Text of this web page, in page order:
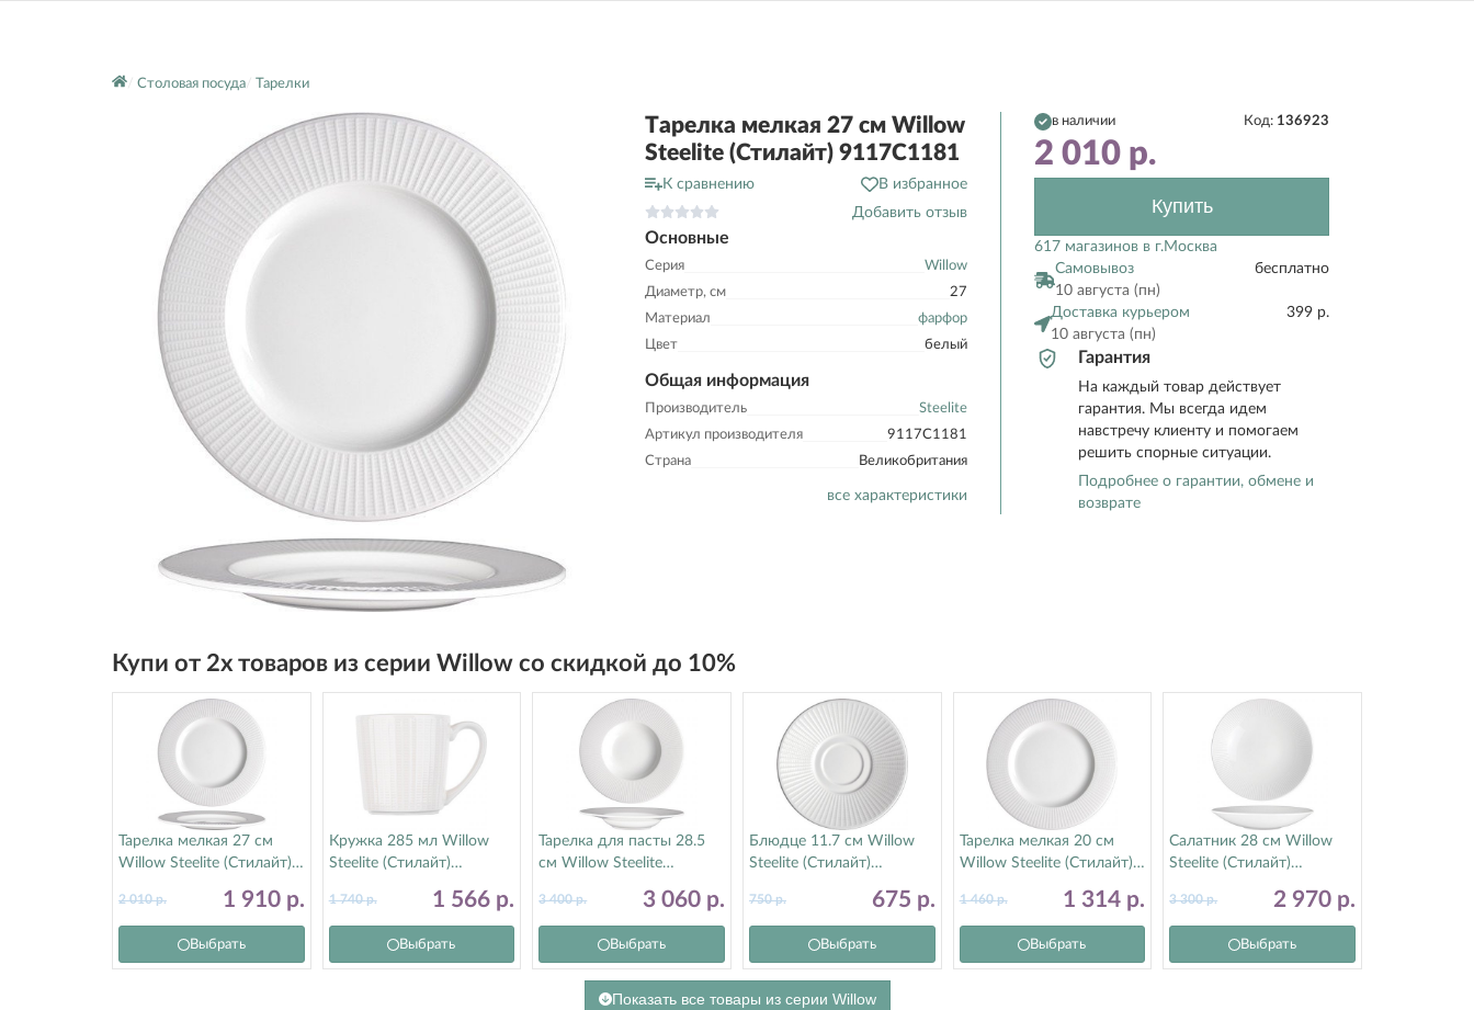
Столовая посуда Тарелки
Тарелка мелкая 27 см Willow
Steelite (Стилайт) 9117C1181
К сравнению
В избранное
Добавить отзыв
Основные
Серия
Willow
Диаметр, см
27
Материал
фарфор
Цвет
белый
Общая информация
Производитель
Steelite
Артикул производителя
9117C1181
Страна
Великобритания
все характеристики
в наличии Код: 136923
2 010 р.
Купить
617 магазинов в г.Москва
Самовывоз
10 августа (пн)
бесплатно
Доставка курьером
10 августа (пн)
399 р.
Гарантия
На каждый товар действует
гарантия. Мы всегда идем
навстречу клиенту и помогаем
решить спорные ситуации.
Подробнее о гарантии, обмене и
возврате
Купи от 2х товаров из серии Willow со скидкой до 10%
Тарелка мелкая 27 см
Willow Steelite (Стилайт)
1 910 р.
2 010р.
Выбрать
Кружка 285 мл Willow
Steelite (Стилайт)
1 566 р.
1 740р.
Выбрать
Тарелка для пасты 28.5
см Willow Steelite
3 060 р.
3 400р.
Выбрать
Блюдце 11.7 см Willow
Steelite (Стилайт)
675 р.
750р.
Выбрать
Тарелка мелкая 20 см
Willow Steelite (Стилайт)
1 314 р.
1 460р.
Выбрать
Салатник 28 см Willow
Steelite (Стилайт)
2 970 р.
3 300р.
Выбрать
Показать все товары из серии Willow